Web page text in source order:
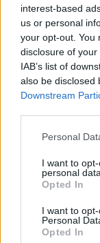
interest-based
us or personal
your opt-out. You
disclosure of
IAB’s list of
also be disclosed
Downstream
Please note that
not limited to
grant or deny
use your data for
consent section.
Personal
I want to
personal data.
Opted In
I want to
Personal
Opted In